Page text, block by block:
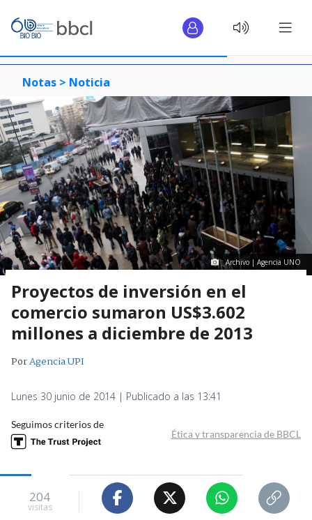
Notas > Noticia
Archivo | Agencia UNO
Proyectos de inversión en el
comercio sumaron US$3.602
millones a diciembre de 2013
PorAgencia UPI
Lunes 30 junio de 2014 | Publicado a las 13:41
Seguimos criterios de
Ética y transparencia de BBCL
204
visitas